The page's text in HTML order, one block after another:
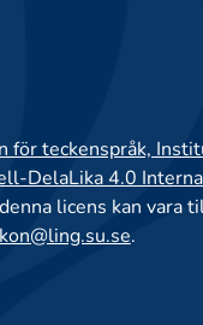
för teckenspråk,
DelaLika 4.0
licens kan vara
.